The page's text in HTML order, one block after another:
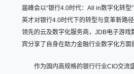
届峰会以“银行4.0时代：All in数字化转型
英才对银行4.0时代下的转型与变革新路
领先的云及数字化服务商，JDB电子游戏
宾分享了自身在助力金融行业数字化方面
作为国内高规格的银行行业CIO交流